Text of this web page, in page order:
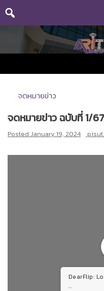
Skip
จดหมายข่าว
จดหมายข่าว ฉบับที่ 1/67
Posted January 19, 2024
DearFlip:
...